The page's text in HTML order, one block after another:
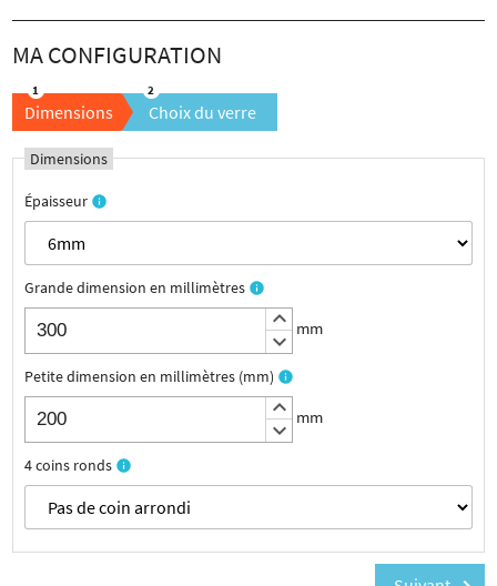
Dimensions Choix du verre
Dimensions
Épaisseur info
Grande dimension en millimètres info
keyboard_arrow_up
keyboard_arrow_down mm
Petite dimension en millimètres (mm) info
keyboard_arrow_up
keyboard_arrow_down mm
4 coins ronds info